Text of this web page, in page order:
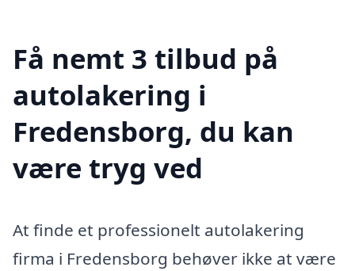
Få nemt 3 tilbud på
autolakering i
Fredensborg, du kan
være tryg ved
At finde et professionelt autolakering
firma i Fredensborg behøver ikke at være